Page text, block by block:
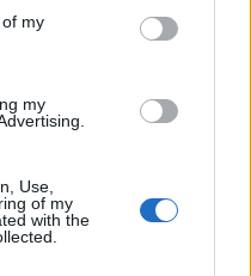
my
my
Use,
of my
with the
es un seguro de vida
las dos últimas
y una media de
fue de 6 millones.
21/22